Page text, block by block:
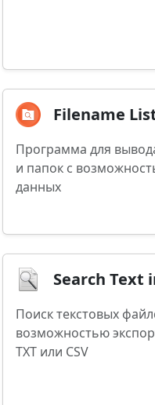
Filename
Программа для
и папок с
данных
Search Text
Поиск текстовых
возможностью
TXT или CSV